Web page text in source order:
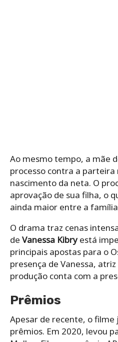
Ao mesmo tempo, a mãe
processo contra a parteira
nascimento da neta. O
aprovação de sua filha, o
ainda maior entre a
O drama traz cenas
de Vanessa Kibryestá
principais apostas para o
presença de Vanessa,
produção conta com a
Prêmios
Apesar de recente, o filme
prêmios. Em 2020, levou